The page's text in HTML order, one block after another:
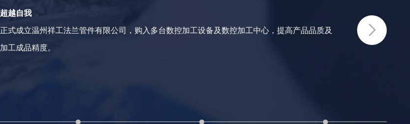
超越自我
正式成立温州祥工法兰管件有限公司，购入多台数控加工设备及数控加工中心，提高产品品质及
加工成品精度。